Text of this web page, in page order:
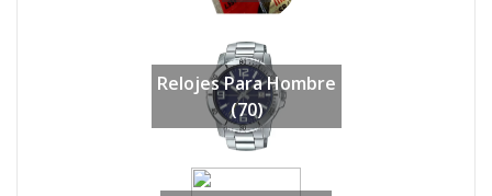
Relojes Para Hombre
(70)